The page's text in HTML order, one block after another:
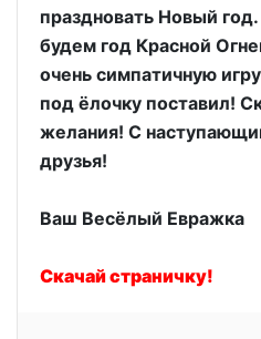
праздновать Новый
будем год Красной
очень симпатичную
под ёлочку поставил!
желания! С
друзья!
Ваш Весёлый Евражка
Скачай страничку!